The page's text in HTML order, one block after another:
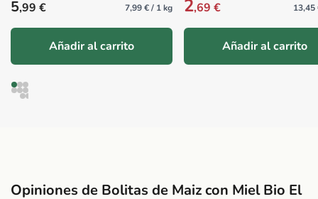
Precio habitual
5,99 € 7,99 € / 1 kg
Añadir al carrito
2,69 € 13,45
Añadir al carrito
Opiniones de Bolitas de Maiz con Miel Bio El